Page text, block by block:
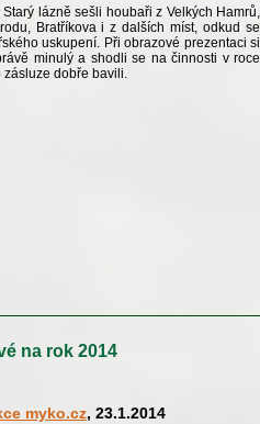
lázně sešli houbaři z Velkých Hamrů,
Bratříkova i z dalších míst, odkud se
uskupení. Při obrazové prezentaci si
minulý a shodli se na činnosti v roce
dobře bavili.
na rok 2014
myko.cz, 23.1.2014